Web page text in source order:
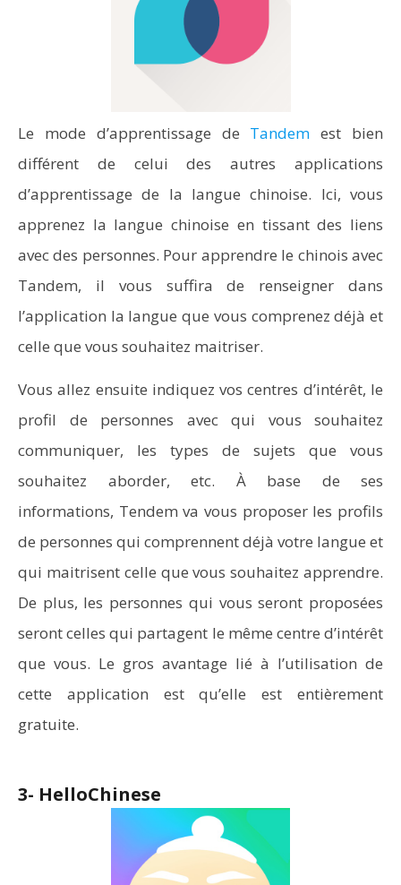
Le mode d’apprentissage de Tandem est bien
différent de celui des autres applications
d’apprentissage de la langue chinoise. Ici, vous
apprenez la langue chinoise en tissant des liens
avec des personnes. Pour apprendre le chinois avec
Tandem, il vous suffira de renseigner dans
l’application la langue que vous comprenez déjà et
celle que vous souhaitez maitriser.
Vous allez ensuite indiquez vos centres d’intérêt, le
profil de personnes avec qui vous souhaitez
communiquer, les types de sujets que vous
souhaitez aborder, etc. À base de ses
informations, Tendem va vous proposer les profils
de personnes qui comprennent déjà votre langue et
qui maitrisent celle que vous souhaitez apprendre.
De plus, les personnes qui vous seront proposées
seront celles qui partagent le même centre d’intérêt
que vous. Le gros avantage lié à l’utilisation de
cette application est qu’elle est entièrement
gratuite.
3- HelloChinese